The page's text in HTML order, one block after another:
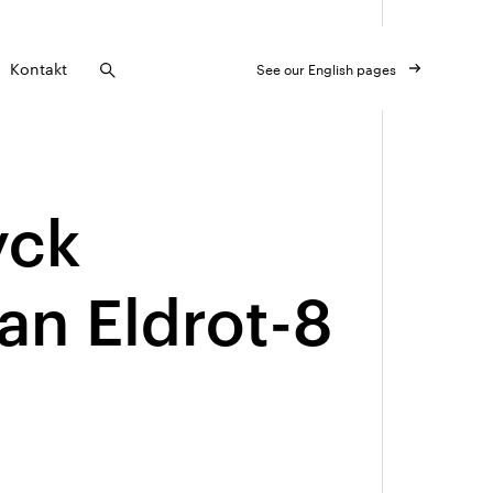
Kontakt See our English pages
Eldrot-8